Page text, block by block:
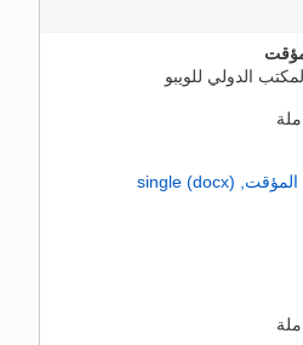
الدولي للويبو